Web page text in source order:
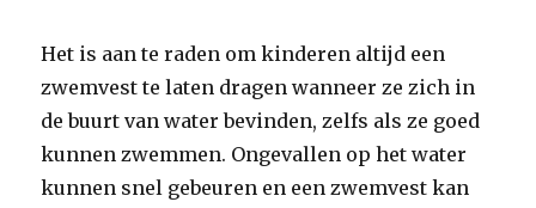
Het is aan te raden om kinderen altijd een
zwemvest te laten dragen wanneer ze zich in
de buurt van water bevinden, zelfs als ze goed
kunnen zwemmen. Ongevallen op het water
kunnen snel gebeuren en een zwemvest kan